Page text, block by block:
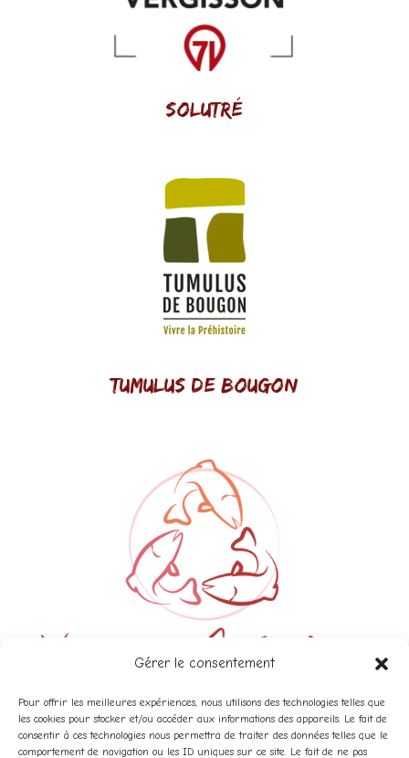
Gérer le consentement
Pour offrir les meilleures expériences, nous utilisons des technologies telles que
les cookies pour stocker et/ou accéder aux informations des appareils. Le fait de
consentir à ces technologies nous permettra de traiter des données telles que le
comportement de navigation ou les ID uniques sur ce site. Le fait de ne pas
Solutré
Tumulus de Bougon
yarrow création